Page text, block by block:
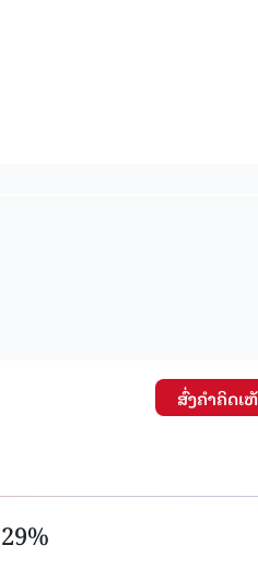
ສົ່ງຄໍາຄິດເ